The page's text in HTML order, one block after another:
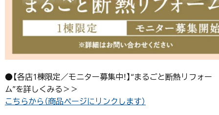
●【各店1棟限定／モニター募集中！】“まるごと断熱リフォー
ム”を詳しくみる＞＞
こちらから（商品ページにリンクします）